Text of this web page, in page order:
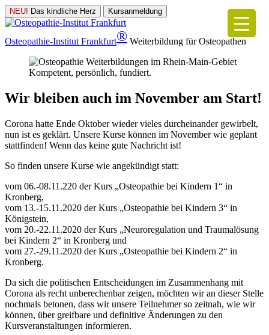
NEU! Das kindliche Herz Kursanmeldung
Osteopathie-Institut Frankfurt® Weiterbildung für Osteopathen
Kompetent, persönlich, fundiert.
Wir bleiben auch im November am Start!
Corona hatte Ende Oktober wieder vieles durcheinander gewirbelt,
nun ist es geklärt. Unsere Kurse können im November wie geplant
stattfinden! Wenn das keine gute Nachricht ist!
So finden unsere Kurse wie angekündigt statt:
vom 06.-08.11.220 der Kurs „Osteopathie bei Kindern 1“ in
Kronberg,
vom 13.-15.11.2020 der Kurs „Osteopathie bei Kindern 3“ in
Königstein,
vom 20.-22.11.2020 der Kurs „Neuroregulation und Traumalösung
bei Kindern 2“ in Kronberg und
vom 27.-29.11.2020 der Kurs „Osteopathie bei Kindern 2“ in
Kronberg.
Da sich die politischen Entscheidungen im Zusammenhang mit
Corona als recht unberechenbar zeigen, möchten wir an dieser Stelle
nochmals betonen, dass wir unsere Teilnehmer so zeitnah, wie wir
können, über greifbare und definitive Änderungen zu den
Kursveranstaltungen informieren.